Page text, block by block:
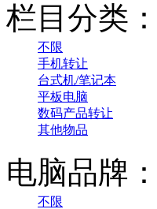
栏目分类：
不限
手机转让
台式机/笔记本
平板电脑
数码产品转让
其他物品
电脑品牌：
不限